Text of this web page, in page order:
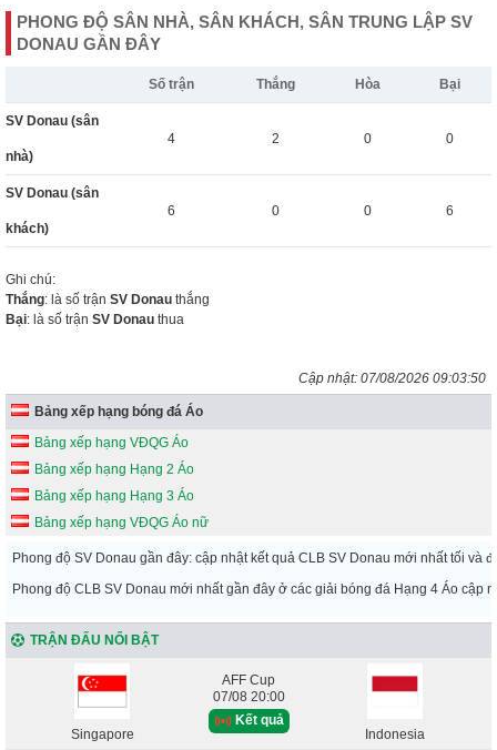
PHONG ĐỘ SÂN NHÀ, SÂN KHÁCH, SÂN TRUNG LẬP SV
DONAU GẦN ĐÂY
Số trận Thắng Hòa Bại
SV Donau (sân
nhà)
4 2 0 0
SV Donau (sân
khách)
6 0 0 6
Ghi chú:
Thắng: là số trận SV Donau thắng
Bại: là số trận SV Donau thua
Cập nhật: 07/08/2026 09:03:50
Bảng xếp hạng bóng đá Áo
Bảng xếp hạng VĐQG Áo
Bảng xếp hạng Hạng 2 Áo
Bảng xếp hạng Hạng 3 Áo
Bảng xếp hạng VĐQG Áo nữ
Phong độ SV Donau gần đây: cập nhật kết quả CLB SV Donau mới nhất tối và
Phong độ CLB SV Donau mới nhất gần đây ở các giải bóng đá Hạng 4 Áo cập
TRẬN ĐẤU NỔI BẬT
Singapore
AFF Cup
07/08 20:00
Kết quả
Indonesia